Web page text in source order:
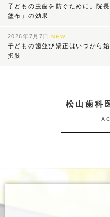
子どもの虫歯を防ぐために。院
塗布」の効果
2026年7月7日NEW
子どもの歯並び矯正はいつから
択肢
松山歯科